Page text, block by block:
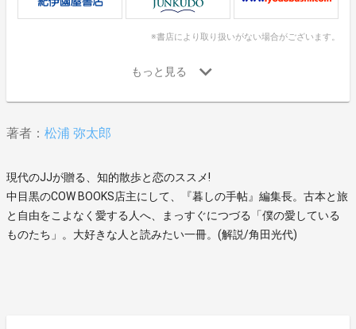
※書店により取り扱いがない場合がございます。
著者： 松浦 弥太郎
現代のJJが贈る、知的散歩と恋のススメ!
中目黒のCOW BOOKS店主にして、『暮しの手帖』編集長。古本と旅
と自由をこよなく愛する人へ、まっすぐにつづる「僕の愛している
ものたち」。大好きな人と読みたい一冊。(解説/角田光代)